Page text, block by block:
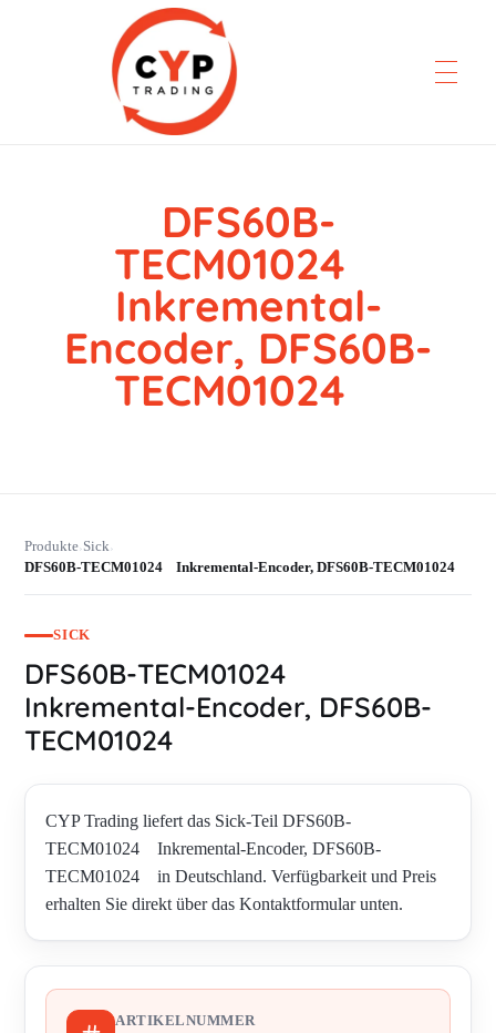
DFS60B-
TECM01024
Inkremental-
Encoder, DFS60B-
TECM01024
Produkte›Sick›
DFS60B-TECM01024 Inkremental-Encoder, DFS60B-TECM01024
SICK
DFS60B-TECM01024
Inkremental-Encoder, DFS60B-
TECM01024
CYP Trading liefert das Sick-Teil DFS60B-
TECM01024 Inkremental-Encoder, DFS60B-
TECM01024 in Deutschland. Verfügbarkeit und Preis
erhalten Sie direkt über das Kontaktformular unten.
ARTIKELNUMMER